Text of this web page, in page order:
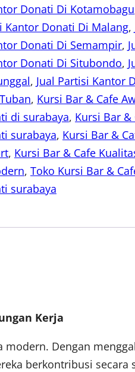
Donati Di Kotamobagu
Kantor Donati Di Malang,
Donati Di Semampir,
Donati Di Situbondo,
, Jual Partisi Kantor
, Kursi Bar & Cafe
di surabaya, Kursi Bar
surabaya, Kursi Bar &
, Kursi Bar & Cafe
, Toko Kursi Bar &
surabaya
Kerja
Dengan
berkontribusi secara